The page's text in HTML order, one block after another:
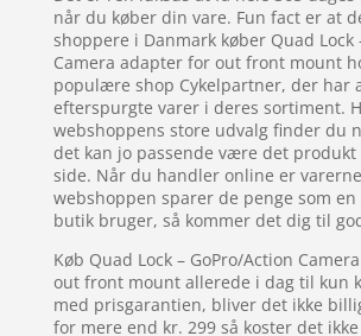
når du køber din vare. Fun fact er at
shoppere i Danmark køber Quad Lock
Camera adapter for out front mount
populære shop Cykelpartner, der har
efterspurgte varer i deres sortiment.
webshoppens store udvalg finder du
det kan jo passende være det produkt
side. Når du handler online er
webshoppen sparer de penge som
butik bruger, så kommer det dig til
Køb Quad Lock – GoPro/Action
out front mount allerede i dag til kun
med prisgarantien, bliver det ikke
for mere end kr. 299 så koster det